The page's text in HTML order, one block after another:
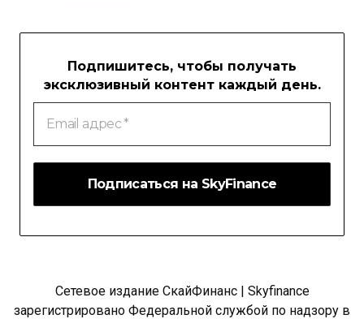
Подпишитесь, чтобы получать
эксклюзивный контент каждый день.
Email
адрес
Сетевое издание СкайФинанс | Skyfinance
зарегистрировано Федеральной службой по надзору в